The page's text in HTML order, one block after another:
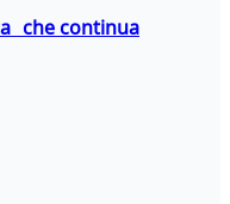
che continua